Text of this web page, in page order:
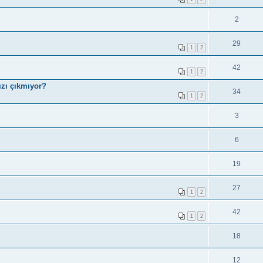
2
1 2 29
1 2 42
çıkmıyor?
1 2 34
3
6
19
1 2 27
1 2 42
18
12